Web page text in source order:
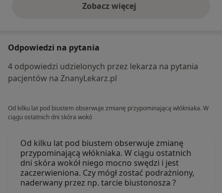
Zobacz więcejopinie powyżej
Odpowiedzi na pytania
4 odpowiedzi udzielonych przez lekarza na pytania
pacjentów na ZnanyLekarz.pl
Od kilku lat pod biustem obserwuje zmianę przypominającą włókniaka. W
ciągu ostatnich dni skóra wokó
Od kilku lat pod biustem obserwuje zmianę
przypominającą włókniaka. W ciągu ostatnich
dni skóra wokół niego mocno swędzi i jest
zaczerwieniona. Czy mógł zostać podrażniony,
naderwany przez np. tarcie biustonosza ?